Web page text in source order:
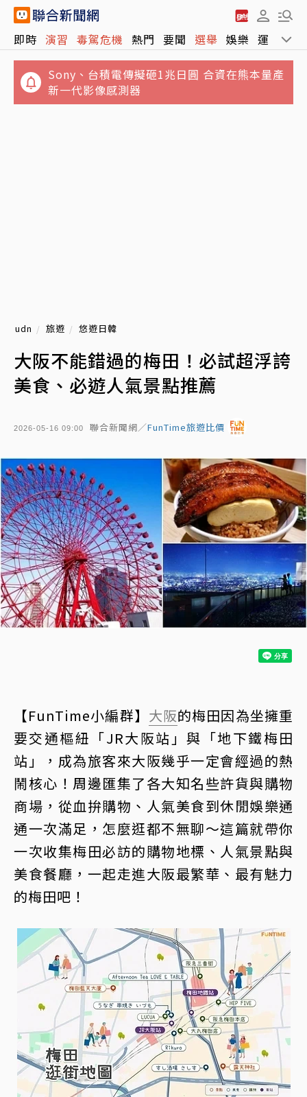
即時 演習 毒駕危機 熱門 要聞 選舉 娛樂 運動 全
Sony、台積電傳擬砸1兆日圓 合資在熊本量產
新一代影像感測器
吳乃仁只想月還5萬？台糖：8月下旬協商 還錢
沒誠意就再聲請管收
udn 旅遊 悠遊日韓
大阪不能錯過的梅田！必試超浮誇
美食、必遊人氣景點推薦
2026-05-16 09:00 聯合新聞網／FunTime旅遊比價
【FunTime小編群】 大阪的梅田因為坐擁重
要交通樞紐「JR大阪站」與「地下鐵梅田
站」，成為旅客來大阪幾乎一定會經過的熱
鬧核心！周邊匯集了各大知名些許貨與購物
商場，從血拚購物、人氣美食到休閒娛樂通
通一次滿足，怎麼逛都不無聊～這篇就帶你
一次收集梅田必訪的購物地標、人氣景點與
美食餐廳，一起走進大阪最繁華、最有魅力
的梅田吧！